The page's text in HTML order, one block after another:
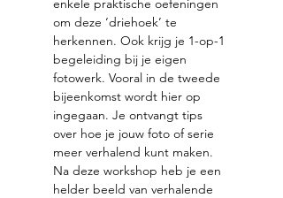
enkele praktische oefeningen
om deze ‘driehoek’ te
herkennen. Ook krijg je 1-op-1
begeleiding bij je eigen
fotowerk. Vooral in de tweede
bijeenkomst wordt hier op
ingegaan. Je ontvangt tips
over hoe je jouw foto of serie
meer verhalend kunt maken.
Na deze workshop heb je een
helder beeld van verhalende